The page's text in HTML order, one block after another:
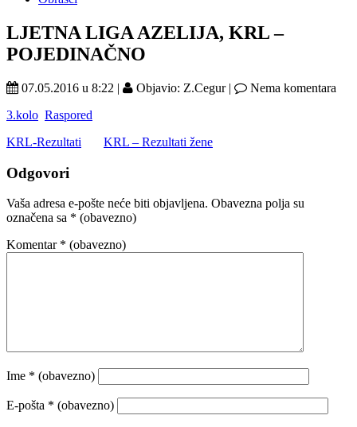
LJETNA LIGA AZELIJA, KRL –
POJEDINAČNO
07.05.2016 u 8:22 | Objavio: Z.Cegur |
Nema komentara
3.kolo Raspored
KRL-Rezultati
KRL – Rezultati žene
Odgovori
Vaša adresa e-pošte neće biti objavljena. Obavezna polja su
označena sa * (obavezno)
Komentar * (obavezno)
Ime * (obavezno)
E-pošta * (obavezno)